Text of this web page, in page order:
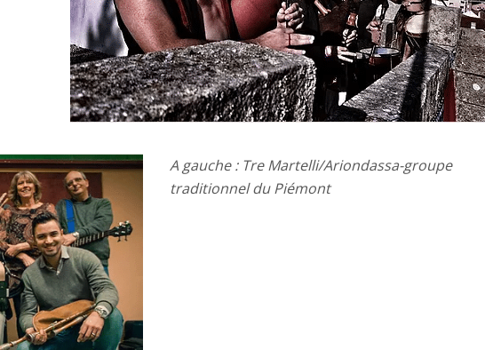
A gauche : Tre Martelli/Ariondassa-groupe
traditionnel du Piémont